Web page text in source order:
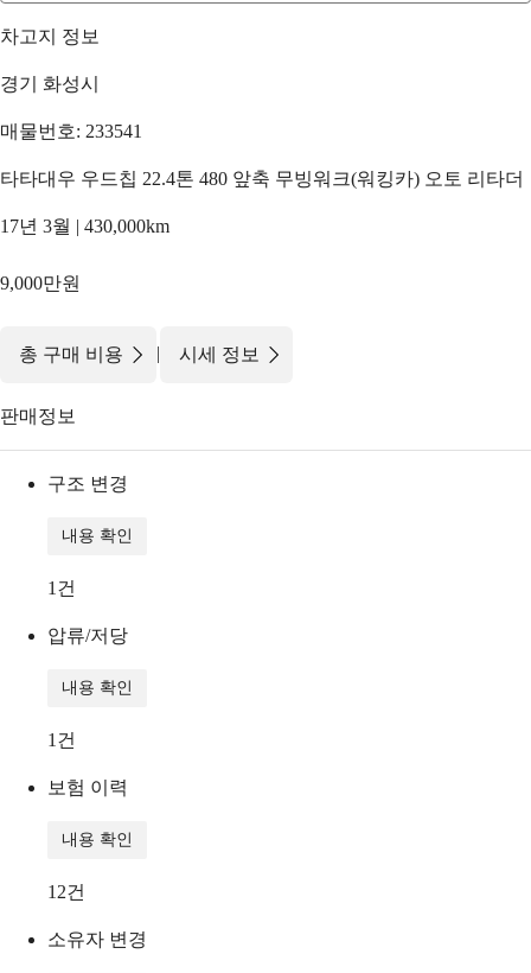
차고지 정보
경기 화성시
매물번호: 233541
타타대우 우드칩 22.4톤 480 앞축 무빙워크(워킹카) 오토 리타더
17년 3월 | 430,000km
9,000만원
총 구매 비용 | 시세 정보
판매정보
구조 변경
내용 확인
1 건
압류/저당
내용 확인
1 건
보험 이력
내용 확인
12건
소유자 변경